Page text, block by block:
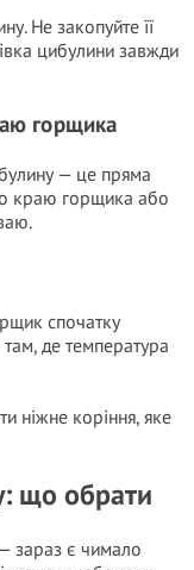
Не закопуйте її
цибулини завжди
горщика
— це пряма
краю горщика або
спочатку
де температура
ніжне коріння, яке
що обрати
зараз є чимало